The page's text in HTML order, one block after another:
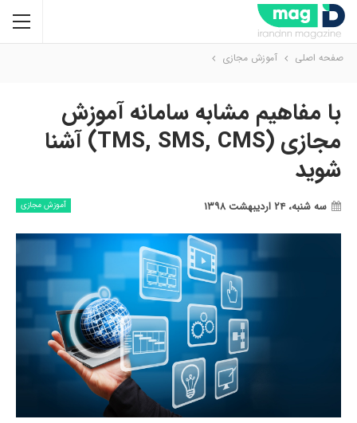
صفحه اصلی آموزش مجازی
با مفاهیم مشابه سامانه آموزش
مجازی (TMS, SMS, CMS) آشنا
شوید
آموزش مجازی سه شنبه، ۲۴ اردیبهشت ۱۳۹۸